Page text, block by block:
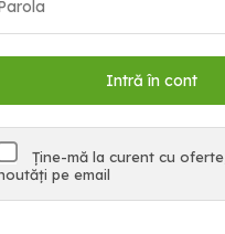
Ține-mă la curent cu
pe email